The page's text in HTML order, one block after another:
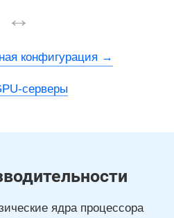
↔
конфигурация
серверы
ядра процессора